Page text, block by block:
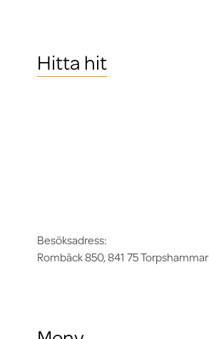
Hitta hit
Besöksadress:
Rombäck 850, 841 75 Torpshammar